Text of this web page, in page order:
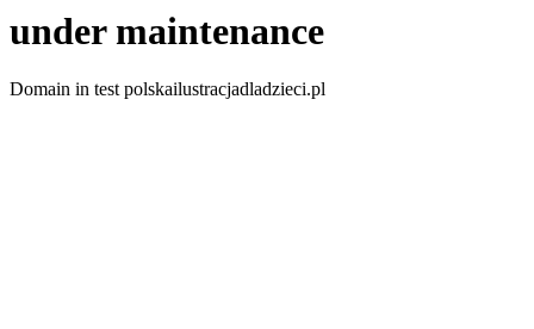
under maintenance
Domain in test polskailustracjadladzieci.pl